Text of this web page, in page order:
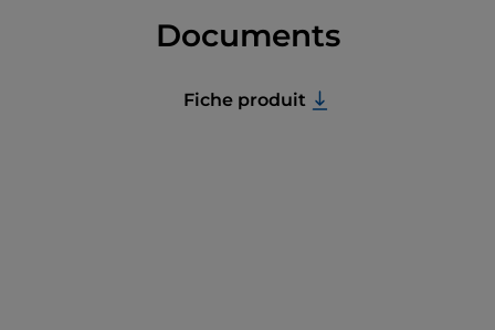
Documents
Fiche produit